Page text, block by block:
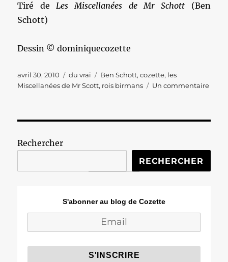
Tiré deLes Miscellanées de Mr Schott (Ben
Schott)
Dessin © dominiquecozette
Publié
le
avril 30, 2010 Catégories
du vrai Étiquettes
Ben Schott,cozette, les
Miscellanées de Mr Scott, rois birmans Un commentairesur
Rechercher
RECHERCHER
S'abonner au blog de Cozette